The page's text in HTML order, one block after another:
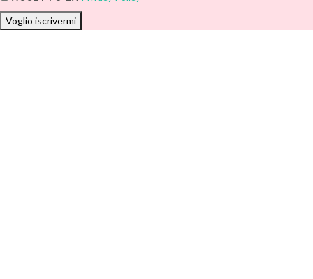
Voglio iscrivermi